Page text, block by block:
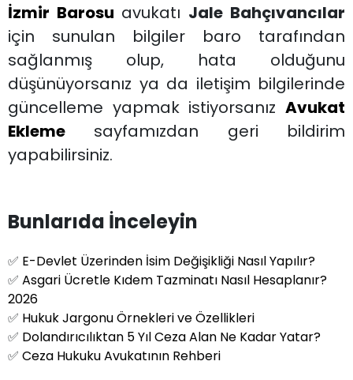
İzmir Barosu avukatı Jale Bahçıvancılar
için sunulan bilgiler baro tarafından
sağlanmış olup, hata olduğunu
düşünüyorsanız ya da iletişim bilgilerinde
güncelleme yapmak istiyorsanız Avukat
Ekleme sayfamızdan geri bildirim
yapabilirsiniz.
Bunlarıda İnceleyin
✅ E-Devlet Üzerinden İsim Değişikliği Nasıl Yapılır?
✅ Asgari Ücretle Kıdem Tazminatı Nasıl Hesaplanır?
2026
✅ Hukuk Jargonu Örnekleri ve Özellikleri
✅ Dolandırıcılıktan 5 Yıl Ceza Alan Ne Kadar Yatar?
✅ Ceza Hukuku Avukatının Rehberi